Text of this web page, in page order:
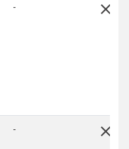
- close
- close